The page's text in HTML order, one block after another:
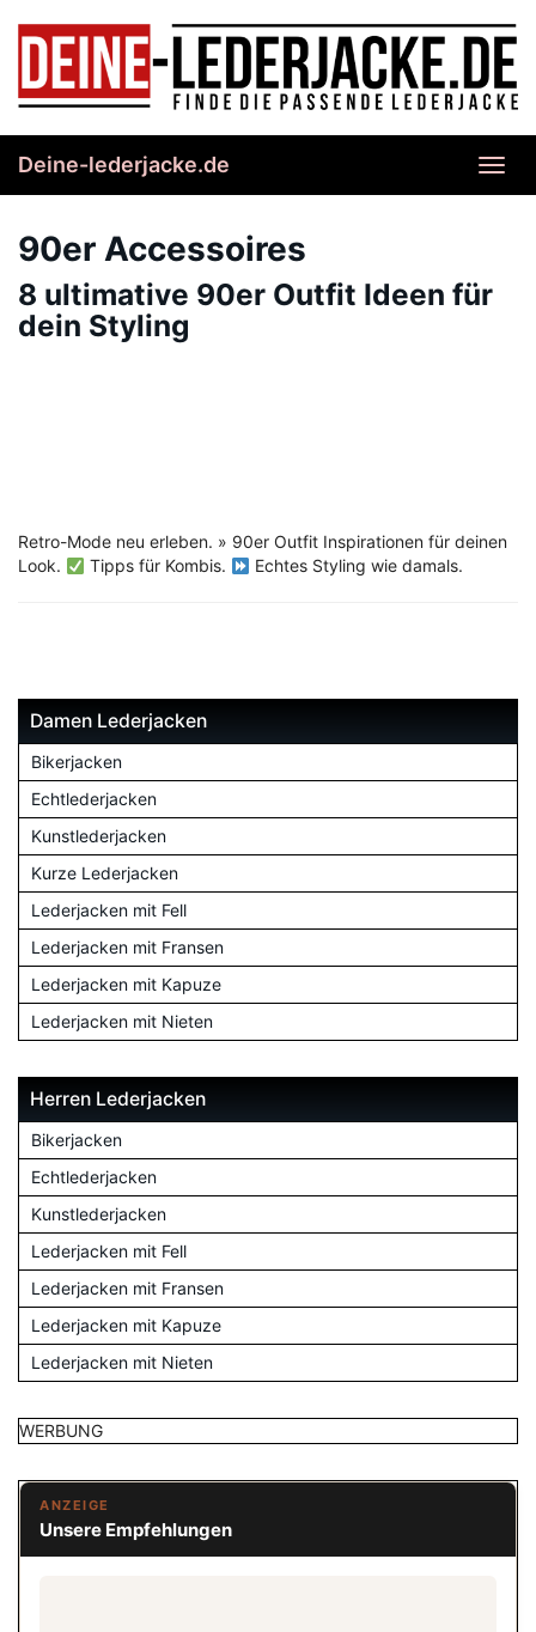
content
Deine-lederjacke.de
90er Accessoires
8 ultimative 90er Outfit Ideen für
dein Styling
Retro-Mode neu erleben. » 90er Outfit Inspirationen für deinen
Look.
Tipps für Kombis. Echtes Styling wie damals.
Damen Lederjacken
Bikerjacken
Echtlederjacken
Kunstlederjacken
Kurze Lederjacken
Lederjacken mit Fell
Lederjacken mit Fransen
Lederjacken mit Kapuze
Lederjacken mit Nieten
Herren Lederjacken
Bikerjacken
Echtlederjacken
Kunstlederjacken
Lederjacken mit Fell
Lederjacken mit Fransen
Lederjacken mit Kapuze
Lederjacken mit Nieten
WERBUNG
ANZEIGE
Unsere Empfehlungen